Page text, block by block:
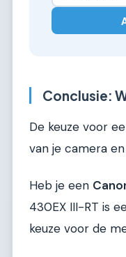
Conclusie:
De keuze voor
van je camera
Heb je een
430EX III-RT is
keuze voor de